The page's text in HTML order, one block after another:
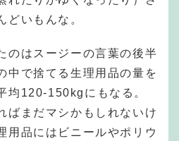
どいもんな。
のはスージーの言葉の後半
中で捨てる生理用品の量を
均120-150kgにもなる。
ばまだマシかもしれないけ
用品にはビニールやポリウ